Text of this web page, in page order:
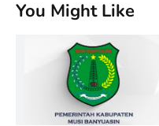
You Might Like